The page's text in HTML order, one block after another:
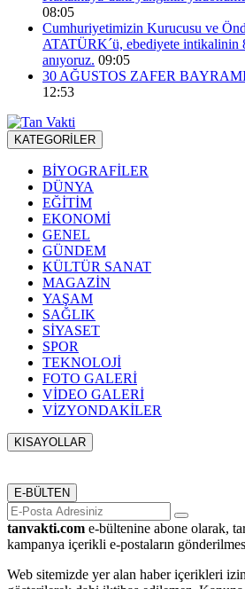
08:05
Cumhuriyetimizin Kurucusu ve
ATATÜRK´ü, ebediyete intikalinin
anıyoruz. 09:05
30 AĞUSTOS ZAFER
12:53
KATEGORİLER
BİYOGRAFİLER
DÜNYA
EĞİTİM
EKONOMİ
GENEL
GÜNDEM
KÜLTÜR SANAT
MAGAZİN
YAŞAM
SAĞLIK
SİYASET
SPOR
TEKNOLOJİ
FOTO GALERİ
VİDEO GALERİ
VİZYONDAKİLER
KISAYOLLAR
E-BÜLTEN
tanvakti.com e-bültenine abone olarak,
kampanya içerikli e-postaların
Web sitemizde yer alan haber içerikleri